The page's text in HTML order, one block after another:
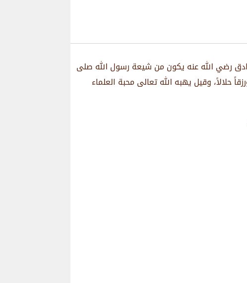
رضي الله عنه يكون من شيعة رسول الله صلى
وقيل يهبه الله تعالى محبة العلماء